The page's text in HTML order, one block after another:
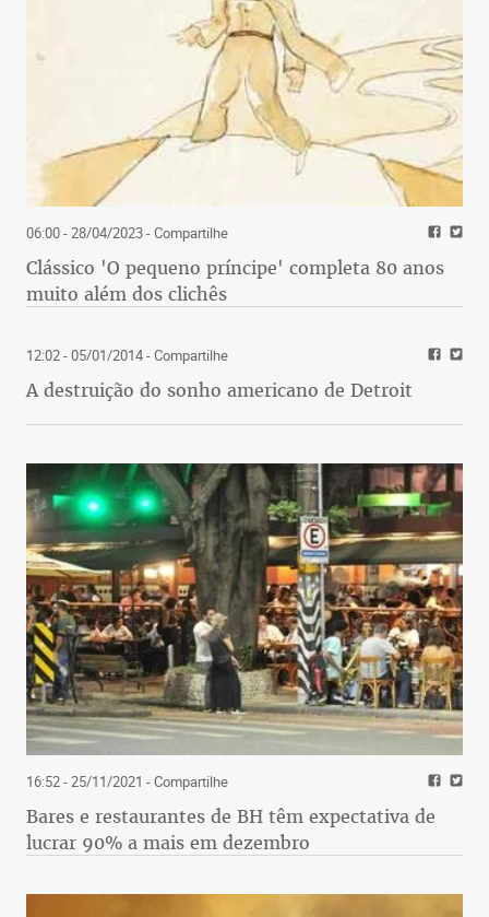
06:00 - 28/04/2023- Compartilhe
Clássico 'O pequeno príncipe' completa 80 anos
muito além dos clichês
12:02 - 05/01/2014- Compartilhe
A destruição do sonho americano de Detroit
16:52 - 25/11/2021 - Compartilhe
Bares e restaurantes de BH têm expectativa de
lucrar 90% a mais em dezembro